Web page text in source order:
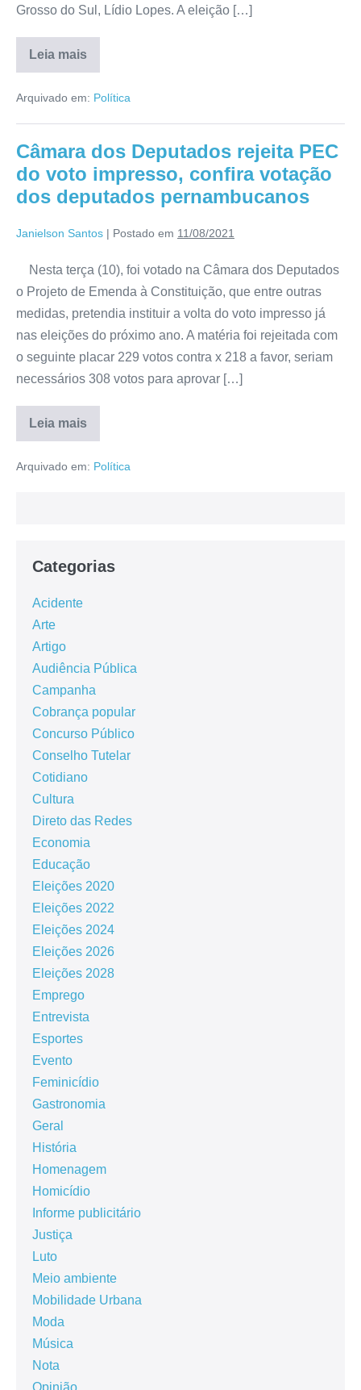
Grosso do Sul, Lídio Lopes. A eleição […]
Leia mais
Arquivado em: Política
Câmara dos Deputados rejeita PEC
do voto impresso, confira votação
dos deputados pernambucanos
Janielson Santos | Postado em 11/08/2021
Nesta terça (10), foi votado na Câmara dos Deputados
o Projeto de Emenda à Constituição, que entre outras
medidas, pretendia instituir a volta do voto impresso já
nas eleições do próximo ano. A matéria foi rejeitada com
o seguinte placar 229 votos contra x 218 a favor, seriam
necessários 308 votos para aprovar […]
Leia mais
Arquivado em: Política
Categorias
Acidente
Arte
Artigo
Audiência Pública
Campanha
Cobrança popular
Concurso Público
Conselho Tutelar
Cotidiano
Cultura
Direto das Redes
Economia
Educação
Eleições 2020
Eleições 2022
Eleições 2024
Eleições 2026
Eleições 2028
Emprego
Entrevista
Esportes
Evento
Feminicídio
Gastronomia
Geral
História
Homenagem
Homicídio
Informe publicitário
Justiça
Luto
Meio ambiente
Mobilidade Urbana
Moda
Música
Nota
Opinião